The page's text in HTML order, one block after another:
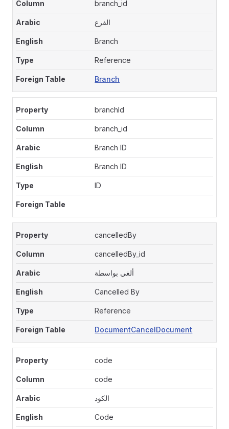
branch_id
الفرع
Branch
Reference
Branch
branchId
branch_id
Branch ID
Branch ID
ID
cancelledBy
cancelledBy_id
ألغي بواسطة
Cancelled By
Reference
DocumentCancelDocument
code
code
الكود
Code